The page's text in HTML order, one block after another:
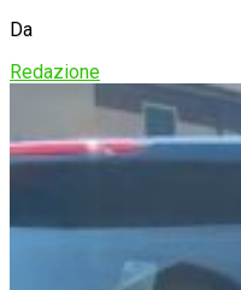
Da
Redazione